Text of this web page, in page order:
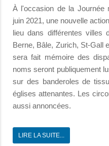
À l'occasion de la Journée
juin 2021, une nouvelle action
lieu dans différentes villes
Berne, Bâle, Zurich, St-Gall
sera fait mémoire des
noms seront publiquement
sur des banderoles de
églises attenantes. Les
aussi annoncées.
LIRE LA SUITE...